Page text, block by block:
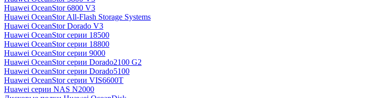
Huawei OceanStor 6800 V3
Huawei OceanStor All-Flash Storage Systems
Huawei OceanStor Dorado V3
Huawei OceanStor серии 18500
Huawei OceanStor серии 18800
Huawei OceanStor серии 9000
Huawei OceanStor серии Dorado2100 G2
Huawei OceanStor серии Dorado5100
Huawei OceanStor серии VIS6600T
Huawei серии NAS N2000